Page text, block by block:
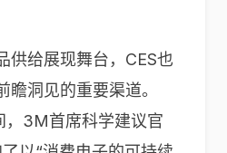
供给展现舞台，CES也
瞻洞见的重要渠道。
，3M首席科学建议官